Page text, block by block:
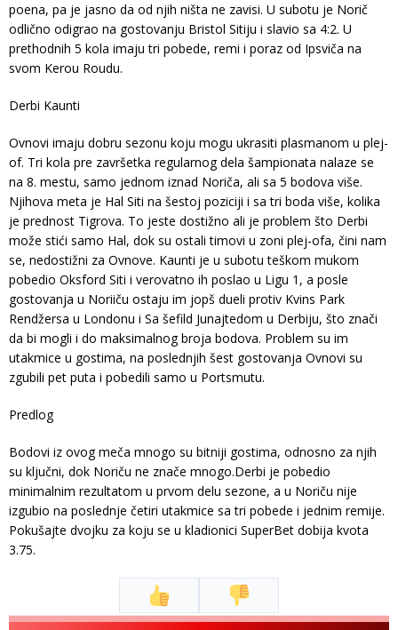
poena, pa je jasno da od njih ništa ne zavisi. U subotu je Norič
odlično odigrao na gostovanju Bristol Sitiju i slavio sa 4:2. U
prethodnih 5 kola imaju tri pobede, remi i poraz od Ipsviča na
svom Kerou Roudu.
Derbi Kaunti
Ovnovi imaju dobru sezonu koju mogu ukrasiti plasmanom u plej-
of. Tri kola pre završetka regularnog dela šampionata nalaze se
na 8. mestu, samo jednom iznad Noriča, ali sa 5 bodova više.
Njihova meta je Hal Siti na šestoj poziciji i sa tri boda više, kolika
je prednost Tigrova. To jeste dostižno ali je problem što Derbi
može stići samo Hal, dok su ostali timovi u zoni plej-ofa, čini nam
se, nedostižni za Ovnove. Kaunti je u subotu teškom mukom
pobedio Oksford Siti i verovatno ih poslao u Ligu 1, a posle
gostovanja u Noriiču ostaju im jopš dueli protiv Kvins Park
Rendžersa u Londonu i Sa šefild Junajtedom u Derbiju, što znači
da bi mogli i do maksimalnog broja bodova. Problem su im
utakmice u gostima, na poslednjih šest gostovanja Ovnovi su
zgubili pet puta i pobedili samo u Portsmutu.
Predlog
Bodovi iz ovog meča mnogo su bitniji gostima, odnosno za njih
su ključni, dok Noriču ne znače mnogo.Derbi je pobedio
minimalnim rezultatom u prvom delu sezone, a u Noriču nije
izgubio na poslednje četiri utakmice sa tri pobede i jednim remije.
Pokušajte dvojku za koju se u kladionici SuperBet dobija kvota
3.75.